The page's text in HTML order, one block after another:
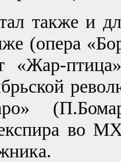
также и
(опера
«Жар-
во